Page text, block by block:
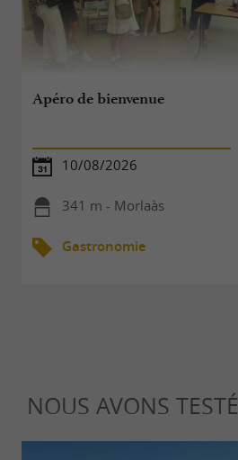
Apéro de bienvenue
10/08/2026
341 m - Morlaàs
Gastronomie
NOUS AVONS TESTÉ